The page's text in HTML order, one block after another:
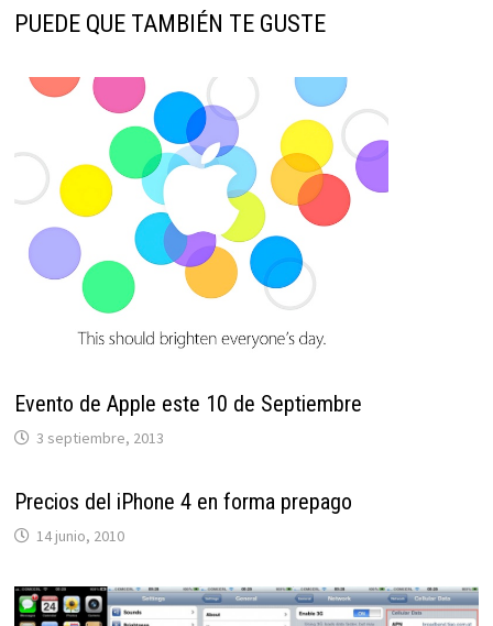
PUEDE QUE TAMBIÉN TE GUSTE
Evento de Apple este 10 de Septiembre
3 septiembre, 2013
Precios del iPhone 4 en forma prepago
14 junio, 2010